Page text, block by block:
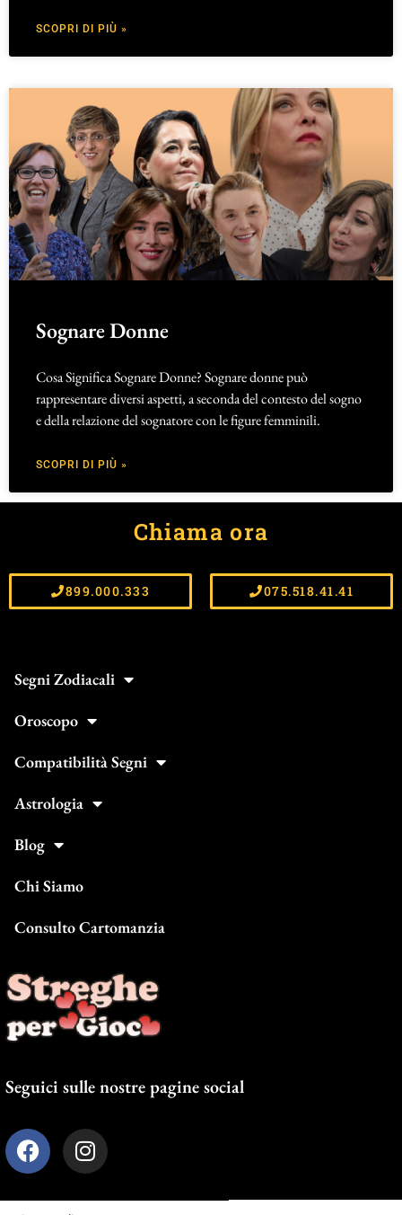
SCOPRI DI PIÙ »
Sognare Donne
Cosa Significa Sognare Donne? Sognare donne può
rappresentare diversi aspetti, a seconda del contesto del sogno
e della relazione del sognatore con le figure femminili.
SCOPRI DI PIÙ »
Chiama ora
899.000.333 075.518.41.41
Segni Zodiacali
Oroscopo
Compatibilità Segni
Astrologia
Blog
Chi Siamo
Consulto Cartomanzia
Seguici sulle nostre pagine social
F
a
e
I
n
t